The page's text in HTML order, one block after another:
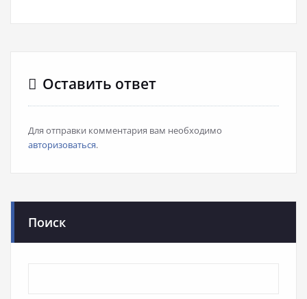
Оставить ответ
Для отправки комментария вам необходимо
авторизоваться.
Поиск